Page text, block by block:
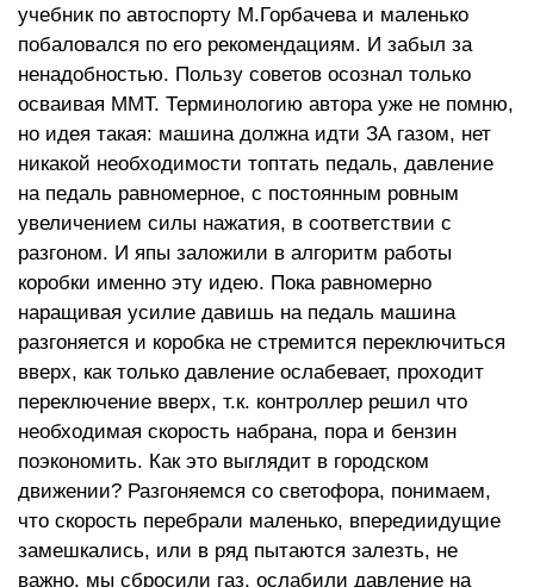
учебник по автоспорту М.Горбачева и маленько
побаловался по его рекомендациям. И забыл за
ненадобностью. Пользу советов осознал только
осваивая ММТ. Терминологию автора уже не помню,
но идея такая: машина должна идти ЗА газом, нет
никакой необходимости топтать педаль, давление
на педаль равномерное, с постоянным ровным
увеличением силы нажатия, в соответствии с
разгоном. И япы заложили в алгоритм работы
коробки именно эту идею. Пока равномерно
наращивая усилие давишь на педаль машина
разгоняется и коробка не стремится переключиться
вверх, как только давление ослабевает, проходит
переключение вверх, т.к. контроллер решил что
необходимая скорость набрана, пора и бензин
поэкономить. Как это выглядит в городском
движении? Разгоняемся со светофора, понимаем,
что скорость перебрали маленько, впередиидущие
замешкались, или в ряд пытаются залезть, не
важно, мы сбросили газ, ослабили давление на